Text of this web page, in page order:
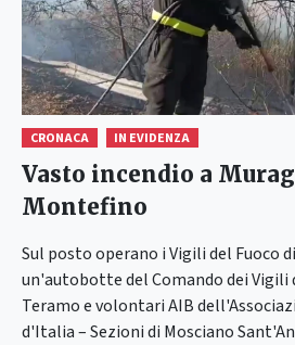
CRONACA IN EVIDENZA
Vasto incendio a
Montefino
Sul posto operano i Vigili del Fuoco
un'autobotte del Comando dei Vigili
Teramo e volontari AIB
d'Italia – Sezioni di Mosciano